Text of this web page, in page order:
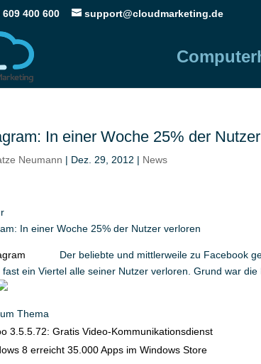
609 400 600 support@cloudmarketing.de
In einer Woche 25% der
Neumann | Dez. 29, 2012 | News
In einer Woche 25% der Nutzer verloren
Der beliebte und mittlerweile zu Facebook
fast ein Viertel alle seiner Nutzer verloren. Grund war
Thema
3.5.5.72: Gratis Video-Kommunikationsdienst
8 erreicht 35.000 Apps im Windows Store